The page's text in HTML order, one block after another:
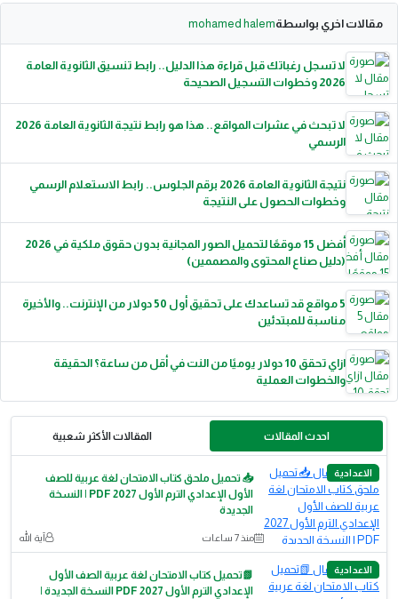
مقالات اخري بواسطةmohamed halem
لا تسجل رغباتك قبل قراءة هذا الدليل.. رابط تنسيق الثانوية العامة
2026 وخطوات التسجيل الصحيحة
لا تبحث في عشرات المواقع.. هذا هو رابط نتيجة الثانوية العامة 2026
الرسمي
نتيجة الثانوية العامة 2026 برقم الجلوس.. رابط الاستعلام الرسمي
وخطوات الحصول على النتيجة
أفضل 15 موقعًا لتحميل الصور المجانية بدون حقوق ملكية في 2026
(دليل صناع المحتوى والمصممين)
5 مواقع قد تساعدك على تحقيق أول 50 دولار من الإنترنت.. والأخيرة
مناسبة للمبتدئين
ازاي تحقق 10 دولار يوميًا من النت في أقل من ساعة؟ الحقيقة
والخطوات العملية
احدث المقالات المقالات الأكثر شعبية
الاعدادية
📥 تحميل ملحق كتاب الامتحان لغة عربية للصف
الأول الإعدادي الترم الأول 2027 PDF | النسخة
الجديدة
منذ 7 ساعات آية الله
الاعدادية
📗تحميل كتاب الامتحان لغة عربية الصف الأول
الإعدادي الترم الأول 2027 PDF النسخة الجديدة |